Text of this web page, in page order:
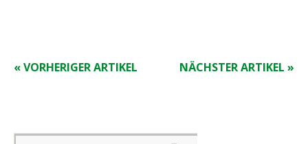
NÄCHSTER ARTIKEL »
« VORHERIGER ARTIKEL